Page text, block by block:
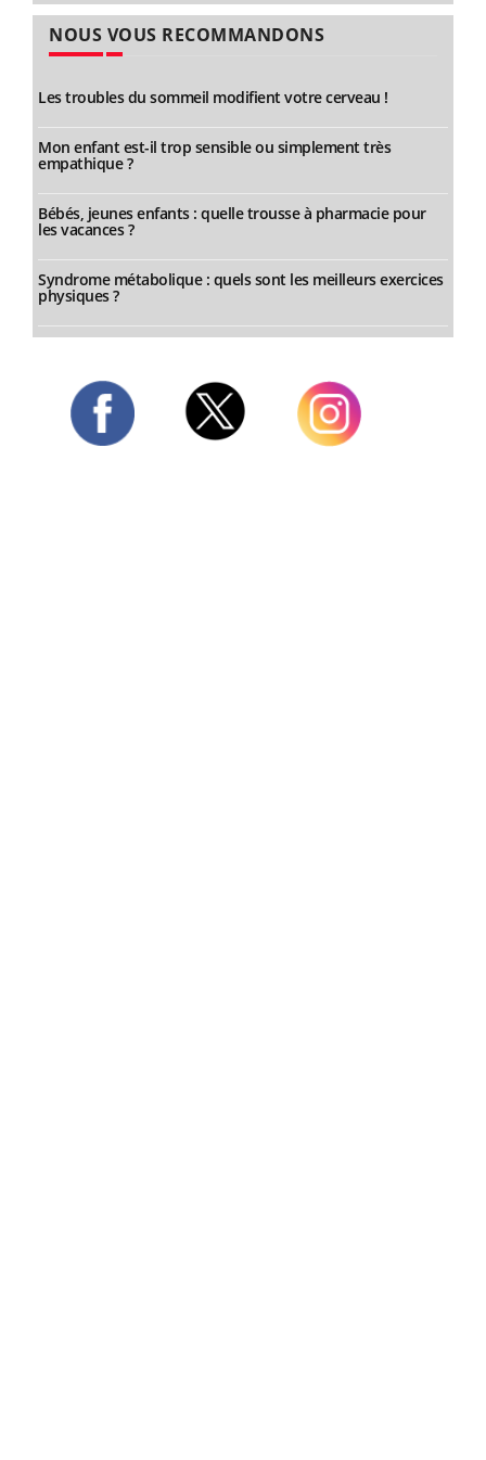
NOUS VOUS RECOMMANDONS
Les troubles du sommeil modifient votre cerveau !
Mon enfant est-il trop sensible ou simplement très
empathique ?
Bébés, jeunes enfants : quelle trousse à pharmacie pour
les vacances ?
Syndrome métabolique : quels sont les meilleurs exercices
physiques ?